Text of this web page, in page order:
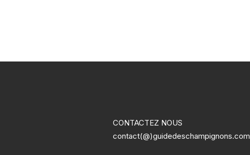
CONTACTEZ NOUS
contact(@)guidedeschampignons.com